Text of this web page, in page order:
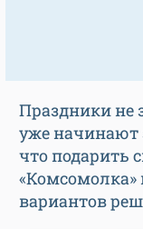
Праздники не
уже начинают
что подарить
«Комсомолка»
вариантов